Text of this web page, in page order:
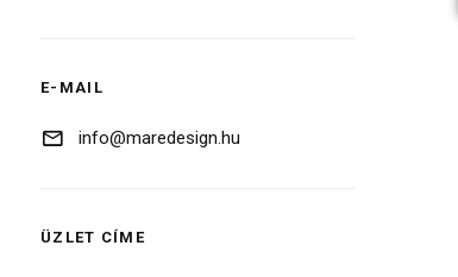
E-MAIL
info@maredesign.hu
ÜZLET CÍME